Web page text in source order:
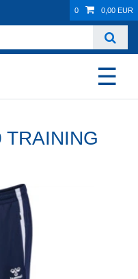
0 0,00 EUR
☰
TRAINING